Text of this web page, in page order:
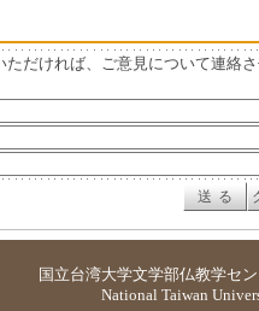
ただければ、ご意見について連絡
国立台湾大学文学部仏教学セ
National Taiwan